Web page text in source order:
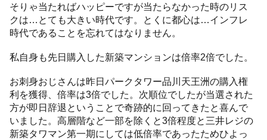
そりゃ当たればハッピーですが当たらなかった時のリス
クは…とても大きい時代です。とくに都心は…インフレ
時代であることを忘れてはなりません。
私自身も先日購入した新築マンションは倍率2倍でした。
お刺身おじさんは昨日パークタワー品川天王洲の購入権
利を獲得、倍率は3倍でした。次順位でしたが当選された
方が即日辞退ということで奇跡的に回ってきたと喜んで
いました。高層階など一部を除くと3倍程度と三井レジの
新築タワマン第一期にしては低倍率であったためひよっ